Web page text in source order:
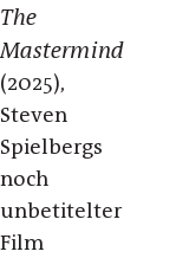
The
Mastermind
(2025),
Steven
Spielbergs
noch
unbetitelter
Film